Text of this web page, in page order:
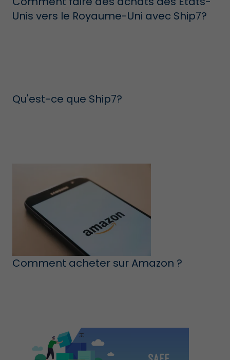
Unis vers le Royaume-Uni avec Ship7?
Qu'est-ce que Ship7?
Comment acheter sur Amazon ?